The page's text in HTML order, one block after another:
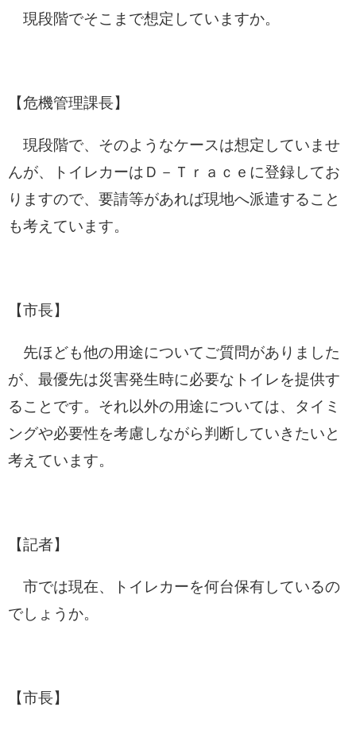
現段階でそこまで想定していますか。
【危機管理課長】
現段階で、そのようなケースは想定していませ
んが、トイレカーはＤ－Ｔｒａｃｅに登録してお
りますので、要請等があれば現地へ派遣すること
も考えています。
【市長】
先ほども他の用途についてご質問がありました
が、最優先は災害発生時に必要なトイレを提供す
ることです。それ以外の用途については、タイミ
ングや必要性を考慮しながら判断していきたいと
考えています。
【記者】
市では現在、トイレカーを何台保有しているの
でしょうか。
【市長】